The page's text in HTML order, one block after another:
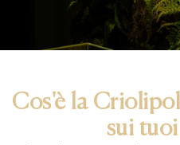
Cos'è la
sui